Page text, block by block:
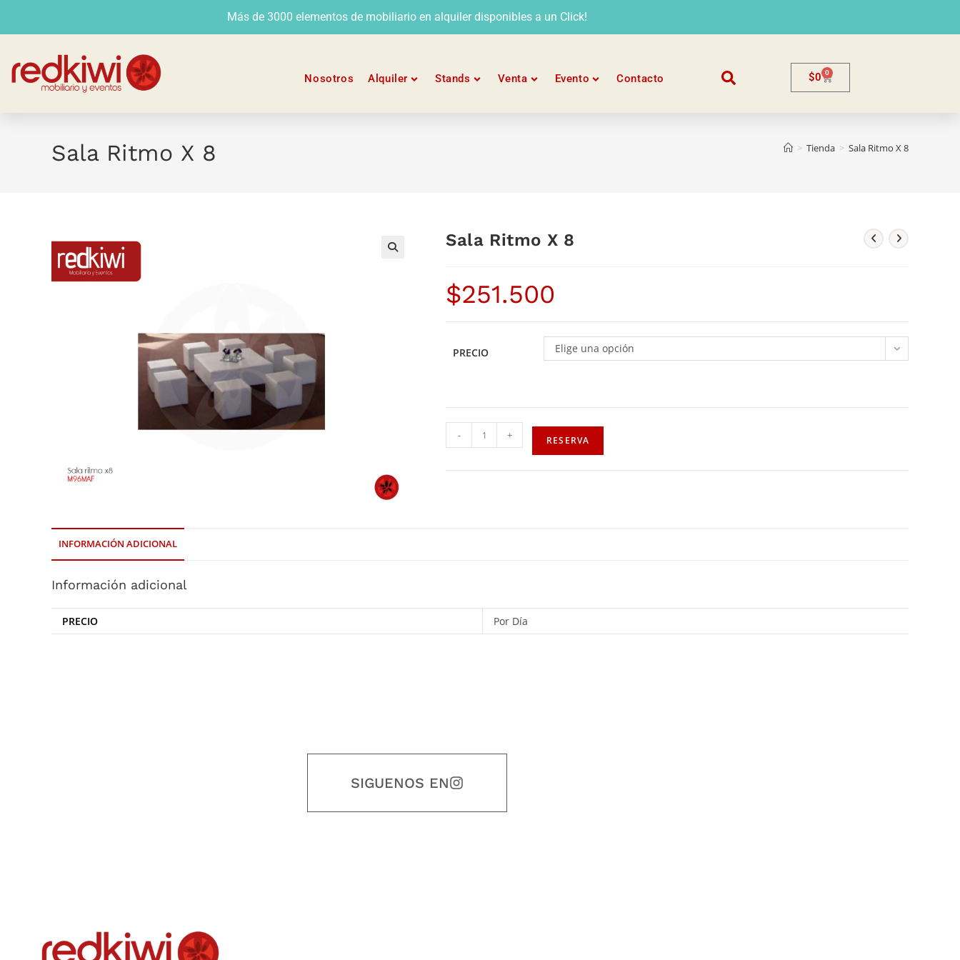
Más de 3000 elementos de mobiliario en alquiler disponibles a un Click!
Nosotros Alquiler Stands Venta Evento Contacto $0 0
Sala Ritmo X 8 > Tienda > Sala Ritmo X 8
Sala Ritmo X 8
$251.500
PRECIO Elige una opción
- + RESERVA
INFORMACIÓN ADICIONAL
Información adicional
PRECIO Por Día
SIGUENOS EN